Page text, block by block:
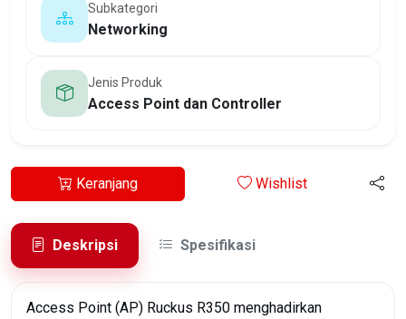
Subkategori
Networking
Jenis Produk
Access Point dan Controller
Keranjang Wishlist
Deskripsi Spesifikasi
Access Point (AP) Ruckus R350 menghadirkan